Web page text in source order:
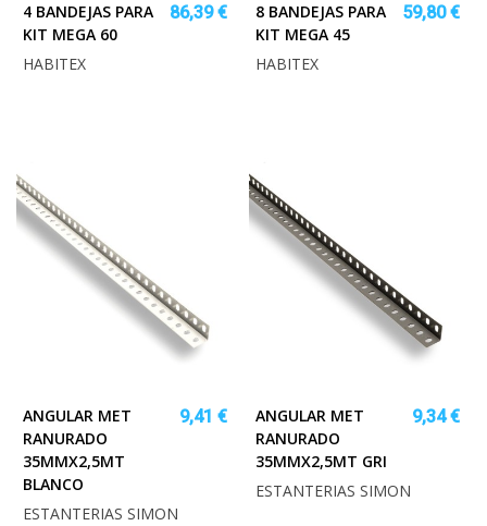
4 BANDEJAS PARA
KIT MEGA 60
86,39 €
HABITEX
8 BANDEJAS PARA
KIT MEGA 45
59,80 €
HABITEX
ANGULAR MET
RANURADO
35MMX2,5MT
BLANCO
9,41 €
ESTANTERIAS SIMON
ANGULAR MET
RANURADO
35MMX2,5MT GRI
9,34 €
ESTANTERIAS SIMON